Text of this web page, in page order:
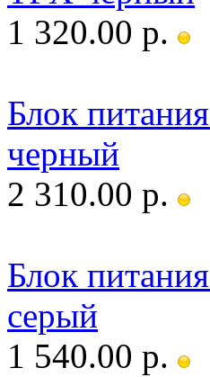
1 320.00 р.
Блок
черный
2 310.00 р.
Блок
серый
1 540.00 р.